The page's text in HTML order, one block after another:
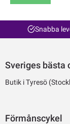
Snabba
Sveriges bästa
Butik i Tyresö
Förmånscykel